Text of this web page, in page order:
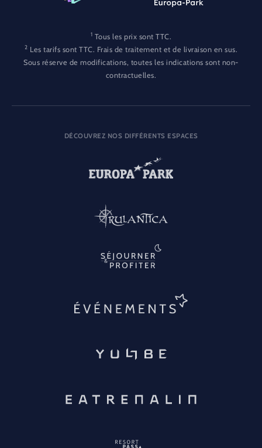
1 Tous les prix sont TTC.
2 Les tarifs sont TTC. Frais de traitement et de livraison en sus.
Sous réserve de modifications, toutes les indications sont non-
contractuelles.
DÉCOUVREZ NOS DIFFÉRENTS ESPACES